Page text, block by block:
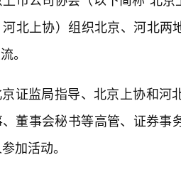
北上协）组织北京、河北
。
证监局指导、北京上协和
董事会秘书等高管、证券
加活动。